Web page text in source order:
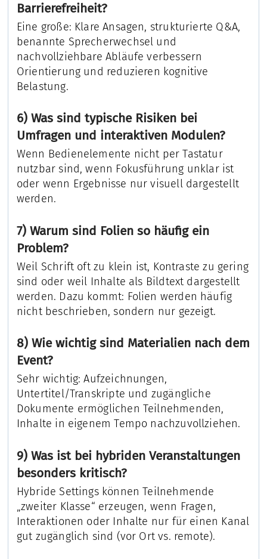
Barrierefreiheit?
Eine große: Klare Ansagen, strukturierte Q&A,
benannte Sprecherwechsel und
nachvollziehbare Abläufe verbessern
Orientierung und reduzieren kognitive
Belastung.
6) Was sind typische Risiken bei
Umfragen und interaktiven Modulen?
Wenn Bedienelemente nicht per Tastatur
nutzbar sind, wenn Fokusführung unklar ist
oder wenn Ergebnisse nur visuell dargestellt
werden.
7) Warum sind Folien so häufig ein
Problem?
Weil Schrift oft zu klein ist, Kontraste zu gering
sind oder weil Inhalte als Bildtext dargestellt
werden. Dazu kommt: Folien werden häufig
nicht beschrieben, sondern nur gezeigt.
8) Wie wichtig sind Materialien nach dem
Event?
Sehr wichtig: Aufzeichnungen,
Untertitel/Transkripte und zugängliche
Dokumente ermöglichen Teilnehmenden,
Inhalte in eigenem Tempo nachzuvollziehen.
9) Was ist bei hybriden Veranstaltungen
besonders kritisch?
Hybride Settings können Teilnehmende
„zweiter Klasse“ erzeugen, wenn Fragen,
Interaktionen oder Inhalte nur für einen Kanal
gut zugänglich sind (vor Ort vs. remote).